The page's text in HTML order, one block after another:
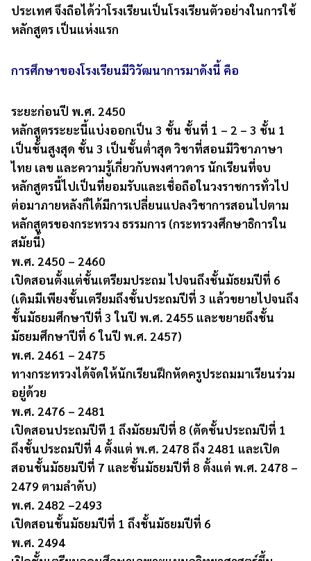
ประเทศ จึงถือได้ว่าโรงเรียนเป็นโรงเรียนตัวอย่างในการใช้
หลักสูตร เป็นแห่งแรก
การศึกษาของโรงเรียนมีวิวัฒนาการมาดังนี้ คือ
ระยะก่อนปี พ.ศ. 2450
หลักสูตรระยะนี้แบ่งออกเป็น 3 ชั้น ชั้นที่ 1 – 2 – 3 ชั้น 1
เป็นชั้นสูงสุด ชั้น 3 เป็นชั้นต่ำสุด วิชาที่สอนมีวิชาภาษา
ไทย เลข และความรู้เกี่ยวกับพงศาวดาร นักเรียนที่จบ
หลักสูตรนี้ไปเป็นที่ยอมรับและเชื่อถือในวงราชการทั่วไป
ต่อมาภายหลังก็ได้มีการเปลี่ยนแปลงวิชาการสอนไปตาม
หลักสูตรของกระทรวง ธรรมการ (กระทรวงศึกษาธิการใน
สมัยนี้)
พ.ศ. 2450 – 2460
เปิดสอนตั้งแต่ชั้นเตรียมประถม ไปจนถึงชั้นมัธยมปีที่ 6
(เดิมมีเพียงชั้นเตรียมถึงชั้นประถมปีที่ 3 แล้วขยายไปจนถึง
ชั้นมัธยมศึกษาปีที่ 3 ในปี พ.ศ. 2455 และขยายถึงชั้น
มัธยมศึกษาปีที่ 6 ในปี พ.ศ. 2457)
พ.ศ. 2461 – 2475
ทางกระทรวงได้จัดให้นักเรียนฝึกหัดครูประถมมาเรียนร่วม
อยู่ด้วย
พ.ศ. 2476 – 2481
เปิดสอนประถมปีที 1 ถึงมัธยมปีที่ 8 (ตัดชั้นประถมปีที่ 1
ถึงชั้นประถมปีที่ 4 ตั้งแต่ พ.ศ. 2478 ถึง 2481 และเปิด
สอนชั้นมัธยมปีที่ 7 และชั้นมัธยมปีที่ 8 ตั้งแต่ พ.ศ. 2478 –
2479 ตามลำดับ)
พ.ศ. 2482 –2493
เปิดสอนชั้นมัธยมปีที่ 1 ถึงชั้นมัธยมปีที่ 6
พ.ศ. 2494